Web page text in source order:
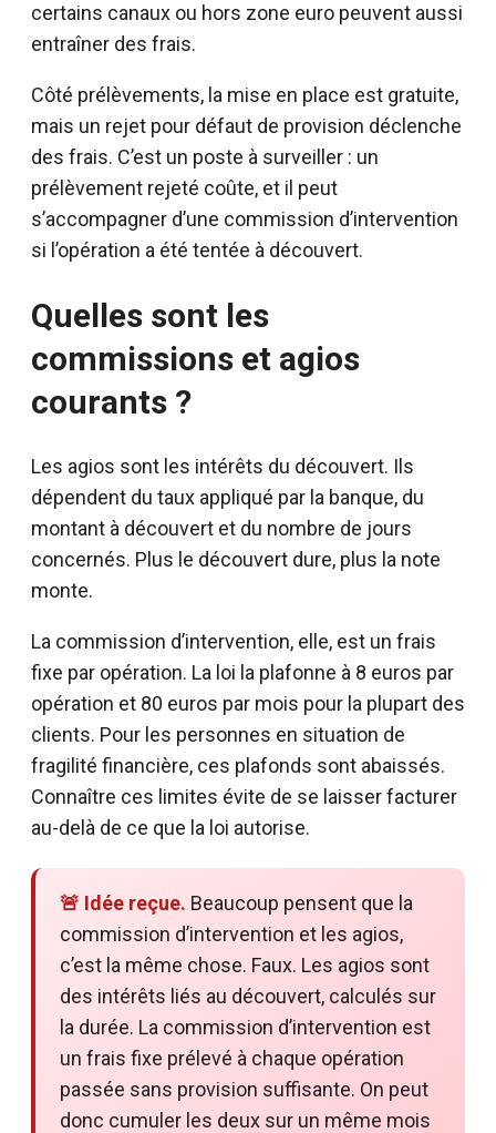
certains canaux ou hors zone euro peuvent aussi
entraîner des frais.
Côté prélèvements, la mise en place est gratuite,
mais un rejet pour défaut de provision déclenche
des frais. C’est un poste à surveiller : un
prélèvement rejeté coûte, et il peut
s’accompagner d’une commission d’intervention
si l’opération a été tentée à découvert.
Quelles sont les
commissions et agios
courants ?
Les agios sont les intérêts du découvert. Ils
dépendent du taux appliqué par la banque, du
montant à découvert et du nombre de jours
concernés. Plus le découvert dure, plus la note
monte.
La commission d’intervention, elle, est un frais
fixe par opération. La loi la plafonne à 8 euros par
opération et 80 euros par mois pour la plupart des
clients. Pour les personnes en situation de
fragilité financière, ces plafonds sont abaissés.
Connaître ces limites évite de se laisser facturer
au-delà de ce que la loi autorise.
🚨 Idée reçue. Beaucoup pensent que la
commission d’intervention et les agios,
c’est la même chose. Faux. Les agios sont
des intérêts liés au découvert, calculés sur
la durée. La commission d’intervention est
un frais fixe prélevé à chaque opération
passée sans provision suffisante. On peut
donc cumuler les deux sur un même mois